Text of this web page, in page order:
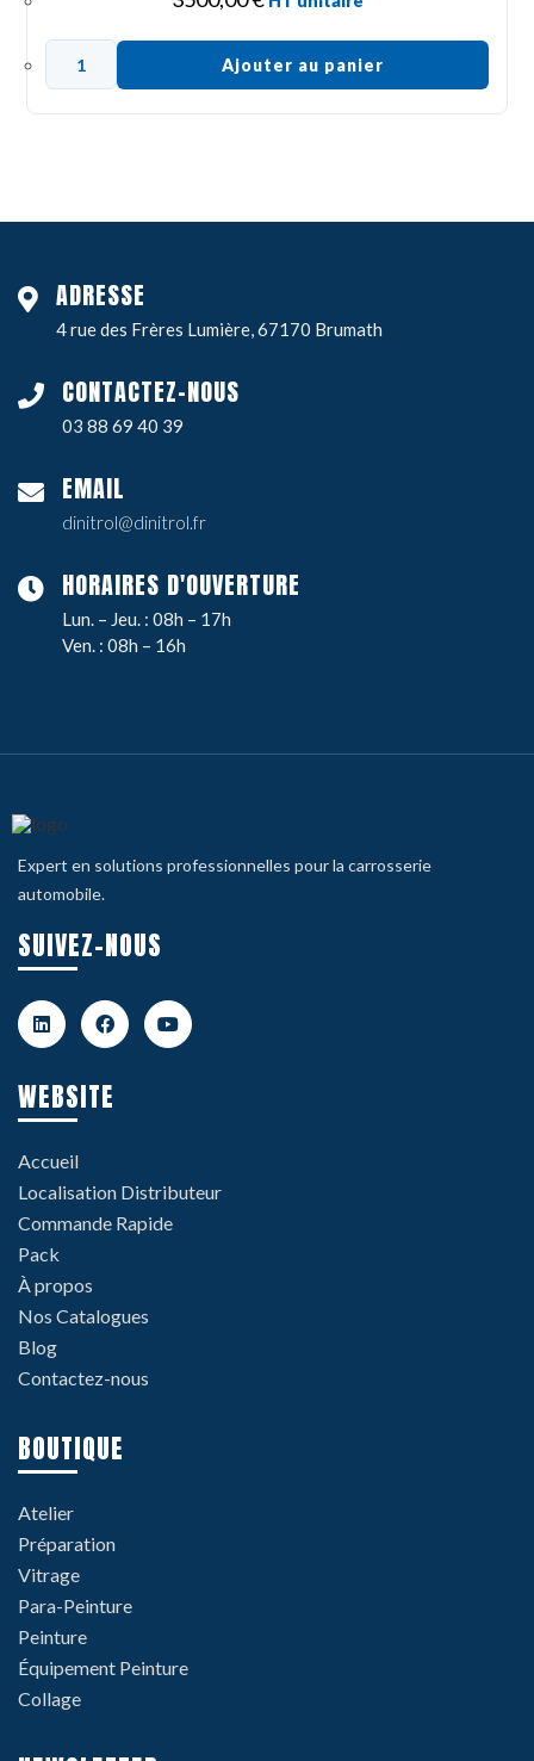
Ajouter au panier
ADRESSE
4 rue des Frères Lumière, 67170 Brumath
CONTACTEZ-NOUS
03 88 69 40 39
EMAIL
dinitrol@dinitrol.fr
HORAIRES D'OUVERTURE
Lun. – Jeu. : 08h – 17h
Ven. : 08h – 16h
Expert en solutions professionnelles pour la carrosserie
automobile.
SUIVEZ-NOUS
WEBSITE
Accueil
Localisation Distributeur
Commande Rapide
Pack
À propos
Nos Catalogues
Blog
Contactez-nous
BOUTIQUE
Atelier
Préparation
Vitrage
Para-Peinture
Peinture
Équipement Peinture
Collage